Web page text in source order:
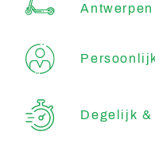
Degelijk &